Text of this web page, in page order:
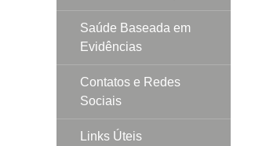
Saúde Baseada em
Evidências
Contatos e Redes
Sociais
Links Úteis